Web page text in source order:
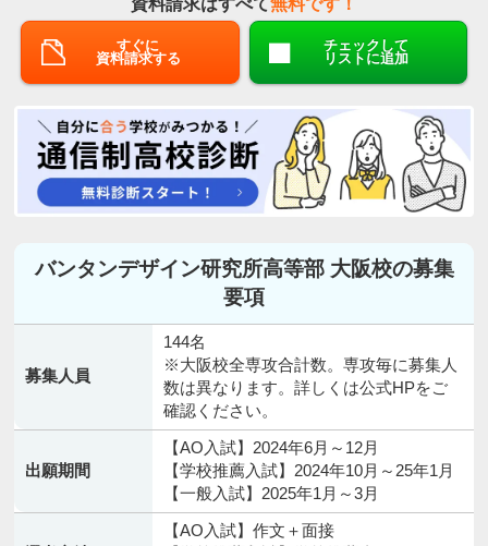
資料請求はすべて 無料です！
すぐに
資料請求する
チェックして
リストに追加
バンタンデザイン研究所高等部 大阪校の募集
要項
募集人員
144名
※大阪校全専攻合計数。専攻毎に募集人
数は異なります。詳しくは公式HPをご
確認ください。
出願期間
【AO入試】2024年6月～12月
【学校推薦入試】2024年10月～25年1月
【一般入試】2025年1月～3月
【AO入試】作文＋面接